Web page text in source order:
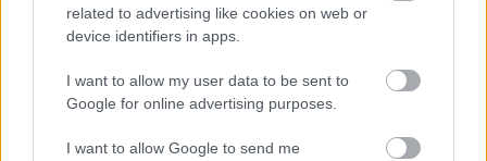
related to advertising like cookies on web or
device identifiers in apps.
I want to allow my user data to be sent to
Google for online advertising purposes.
I want to allow Google to send me